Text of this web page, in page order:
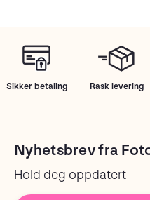
Sikker betaling Rask levering
Nyhetsbrev fra
Hold deg oppdatert